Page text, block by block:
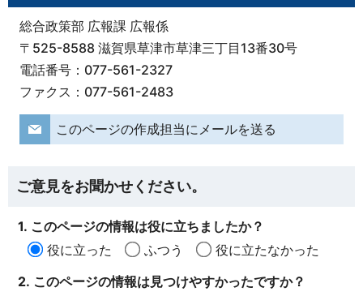
総合政策部 広報課 広報係
〒525-8588 滋賀県草津市草津三丁目13番30号
電話番号：077-561-2327
ファクス：077-561-2483
このページの作成担当にメールを送る
ご意見をお聞かせください。
1. このページの情報は役に立ちましたか？
役に立った
ふつう
役に立たなかった
2. このページの情報は見つけやすかったですか？